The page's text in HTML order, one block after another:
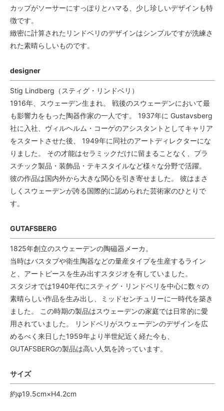
カップがソーサーにすっぽりとハマる、少し珍しいデザインも特
徴です。
緻密に計算されたリンドベリのデザインはシンプルですが洗練さ
れた素晴らしいものです。
designer
Stig Lindberg（スティグ・リンドベリ）
1916年、スウェーデン生まれ。 戦後のスウェーデンにおいて最
も影響力をもった陶器作家の一人です。 1937年に Gustavsberg
社に入社、ヴィルヘルム・コーゲのアシスタントとしてキャリア
をスタートさせた後、 1949年に同社のアートディレクターにな
りました。 その才能はセラミックだけに留まることなく、プラ
スチック製品・装飾品・テキスタイルなど様々な分野で活躍。
彼の作品は国内外から大きな関心を引き寄せました。 彼はまさ
しくスウェーデンが誇る国際的に認められた芸術家のひとりで
す。
GUTAFSBERG
1825年創立のスウェーデンの陶磁器メーカ。
当時はバスタブや衛生陶器などの量産タイプを生産するライン
と、アートピースを生み出すスタジオを有していました。
スタジオでは1940年代にスティグ・リンドベリを中心に数々の
素晴らしい作品を生み出し、ミッドセンチュリーに一時代を築き
ました。 この時期の製品はスウェーデンの家庭では日常的に愛
用されていました。 リンドベリがスウェーデンのデザインを広
めるべく来日した1959年より半世紀近く経た今も、
GUTAFSBERGの製品は高い人気を誇っています。
サイズ
約φ19.5cm×H4.2cm